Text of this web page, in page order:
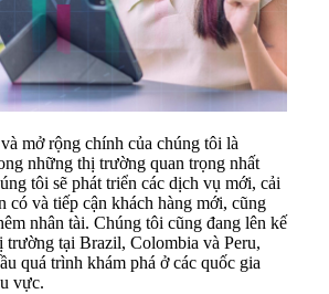
mở rộng chính của chúng tôi là
những thị trường quan trọng nhất
tôi sẽ phát triển các dịch vụ mới, cải
có và tiếp cận khách hàng mới, cũng
nhân tài. Chúng tôi cũng đang lên kế
trường tại Brazil, Colombia và Peru,
quá trình khám phá ở các quốc gia
vực.